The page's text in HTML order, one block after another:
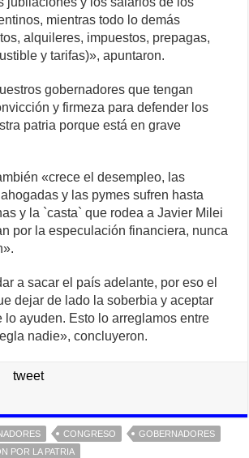
mientras todo lo demás
alquileres, impuestos, prepagas,
y tarifas)», apuntaron.
gobernadores que tengan
y firmeza para defender los
patria porque está en grave
«crece el desempleo, las
y las pymes sufren hasta
y la `casta` que rodea a Javier Milei
por la especulación financiera, nunca
a sacar el país adelante, por eso el
dejar de lado la soberbia y aceptar
lo ayuden. Esto lo arreglamos entre
nadie», concluyeron.
tweet
CONGRESO
GOBERNADORES
POR LA PATRIA